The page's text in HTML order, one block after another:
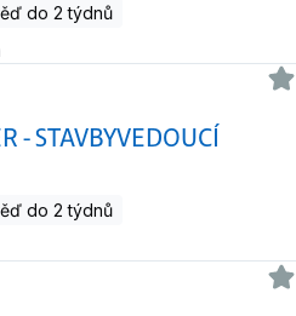
do 2 týdnů
- STAVBYVEDOUCÍ
do 2 týdnů